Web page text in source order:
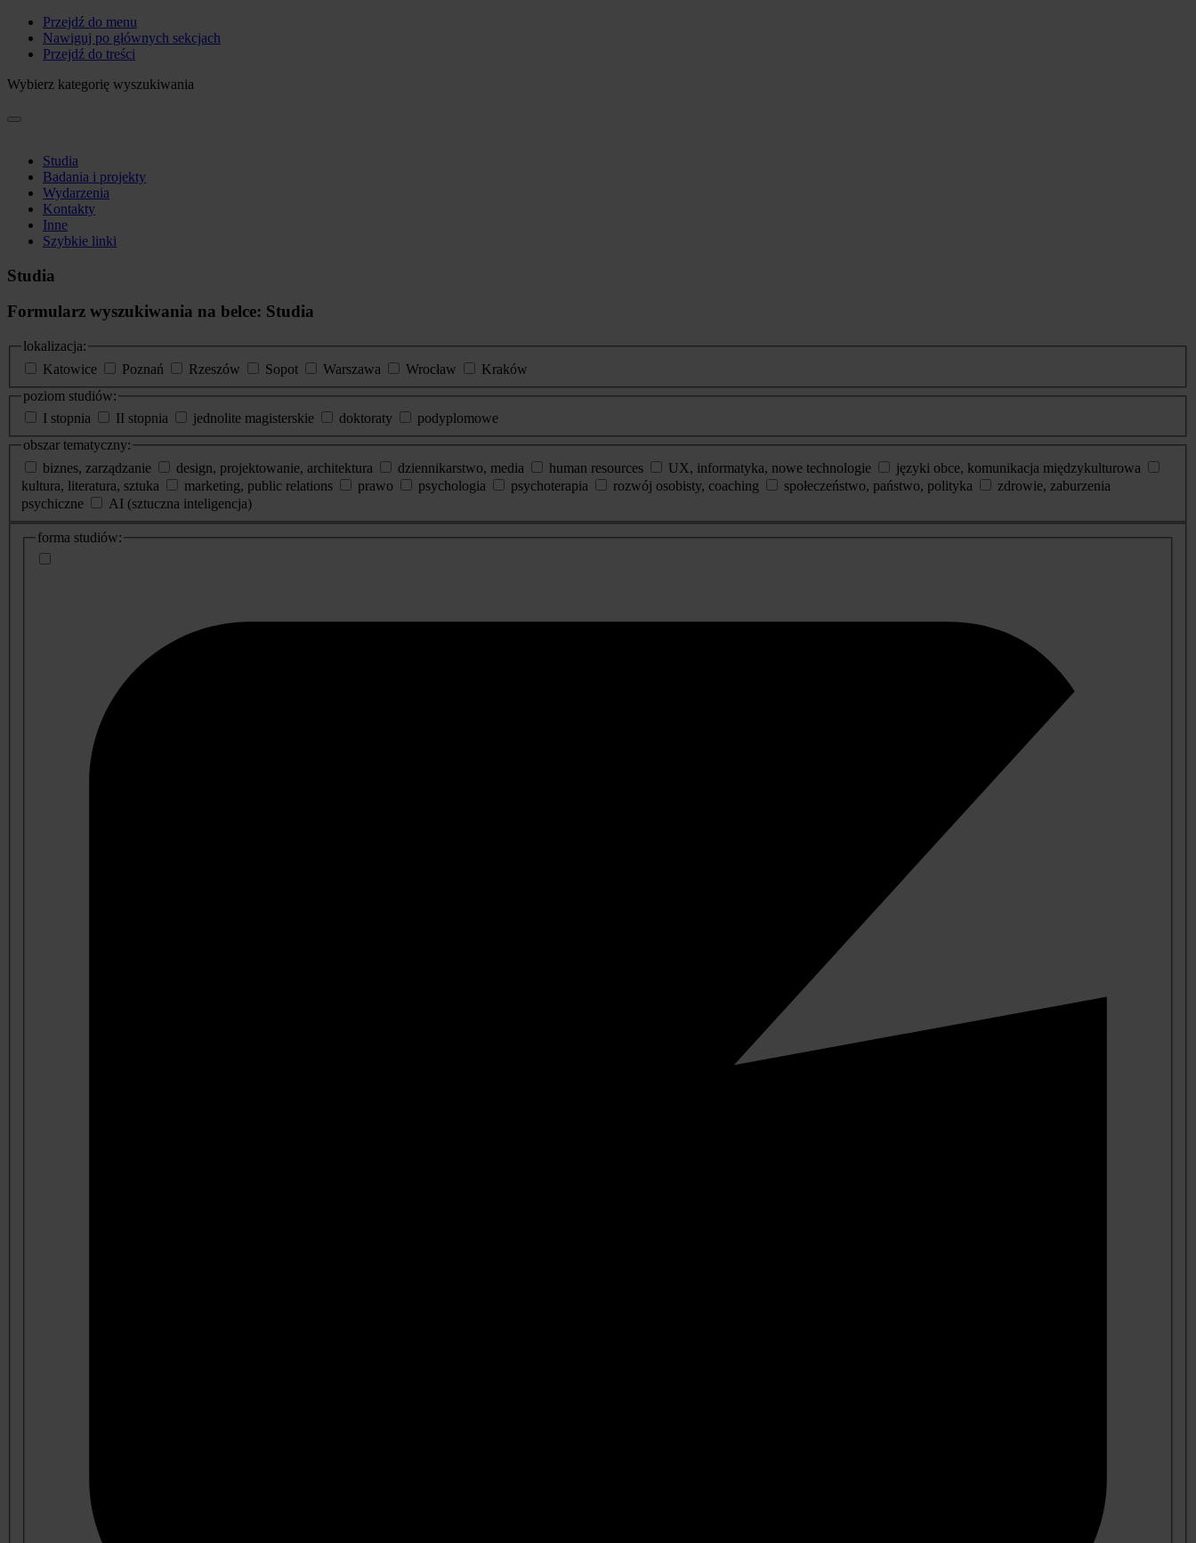
Przejdź do menu
Nawiguj po głównych sekcjach
Przejdź do treści
Wybierz kategorię wyszukiwania
Studia
Badania i projekty
Wydarzenia
Kontakty
Inne
Szybkie linki
Studia
Formularz wyszukiwania na belce: Studia
lokalizacja:
Katowice
Poznań Rzeszów Sopot Warszawa Wrocław
Kraków
poziom studiów:
I stopnia
II stopnia jednolite magisterskie doktoraty
podyplomowe
obszar tematyczny:
biznes, zarządzanie
design, projektowanie, architektura dziennikarstwo, media human resources UX, informatyka, nowe technologie
języki obce, komunikacja międzykulturowa
kultura, literatura, sztuka
marketing, public relations prawo psychologia psychoterapia rozwój osobisty, coaching społeczeństwo, państwo, polityka
zdrowie, zaburzenia
psychiczne
AI (sztuczna inteligencja)
dodatkowe
informacje
forma studiów: